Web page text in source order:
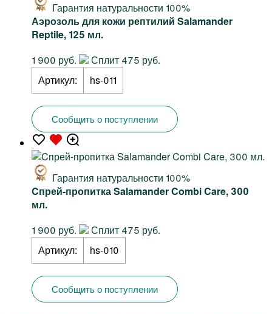
Гарантия натуральности 100%
Аэрозоль для кожи рептилий Salamander
Reptile, 125 мл.
1 900 руб.
Сплит 475 руб.
Артикул:
hs-011
Сообщить о поступлении
Гарантия натуральности 100%
Cпрей-пропитка Salamander Combi Care, 300
мл.
1 900 руб.
Сплит 475 руб.
Артикул:
hs-010
Сообщить о поступлении